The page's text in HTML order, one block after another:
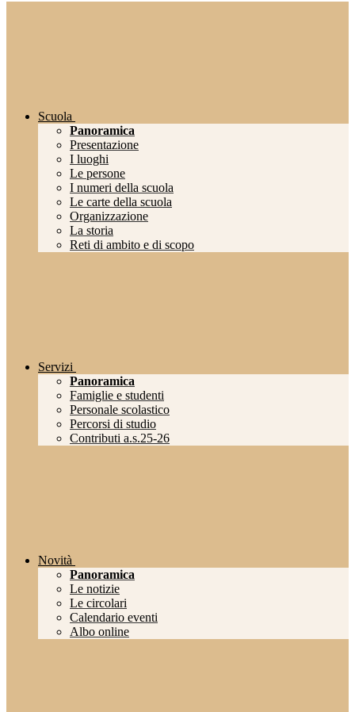
Scuola
Panoramica
Presentazione
I luoghi
Le persone
I numeri della scuola
Le carte della scuola
Organizzazione
La storia
Reti di ambito e di scopo
Servizi
Panoramica
Famiglie e studenti
Personale scolastico
Percorsi di studio
Contributi a.s.25-26
Novità
Panoramica
Le notizie
Le circolari
Calendario eventi
Albo online